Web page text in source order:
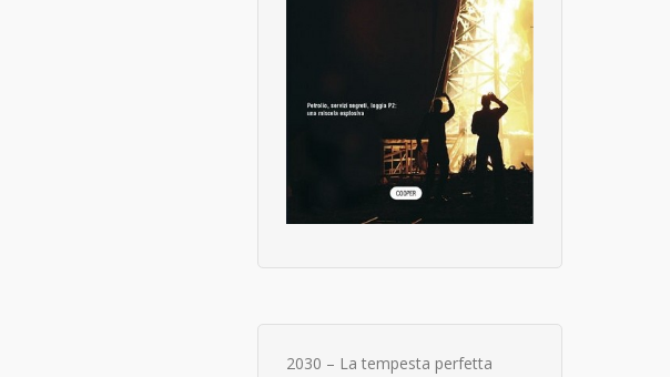
2030 – La tempesta perfetta